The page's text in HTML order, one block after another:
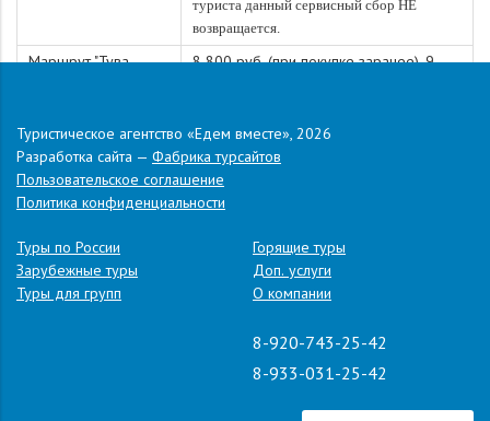
туриста данный сервисный сбор НЕ
возвращается.
Маршрут "Тува -
8 800 руб. (при покупке заранее), 9
национальный парк
"Красноярские
столбы"
400 руб. (при покупке на месте)
Примечание:Туроператор оставляет за собой право изменять
последовательность экскурсионной программы. Также
Туроператор имеет право заменить пункты программы на
равнозначные.
тура — дата прилёта. Даты тура, а также время отправления из
городов могут измениться при изменении времени вылета или
рейса. Также возможно смещение даты отправления и даты
Туристическое агентство «Едем вместе», 2026
Разработка сайта — Фабрика турсайтов
Пользовательское соглашение
Политика конфиденциальности
Туры по России
Зарубежные туры
Туры для групп
Горящие туры
Доп. услуги
О компании
8-920-743-25-42
8-933-031-25-42